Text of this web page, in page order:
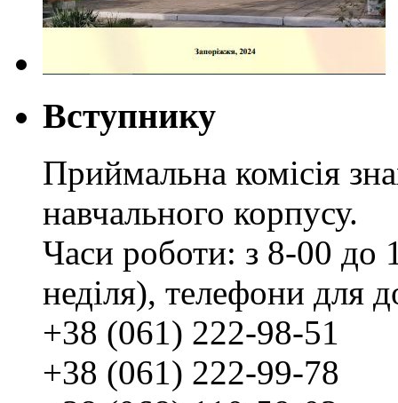
Вступнику
Приймальна комісія
навчального корпусу.
Часи роботи: з 8-00 до
неділя), телефони для
+38 (061) 222-98-51
+38 (061) 222-99-78